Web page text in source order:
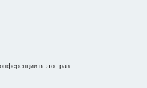
в этот раз